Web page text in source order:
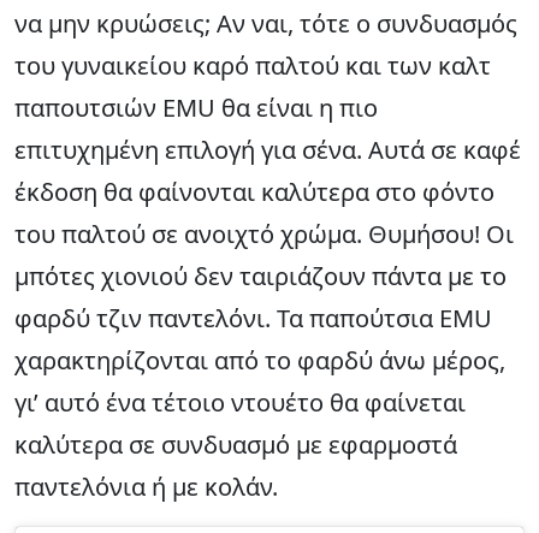
να μην κρυώσεις; Αν ναι, τότε ο συνδυασμός
του γυναικείου καρό παλτού και των καλτ
παπουτσιών EMU θα είναι η πιο
επιτυχημένη επιλογή για σένα. Αυτά σε καφέ
έκδοση θα φαίνονται καλύτερα στο φόντο
του παλτού σε ανοιχτό χρώμα. Θυμήσου! Οι
μπότες χιονιού δεν ταιριάζουν πάντα με το
φαρδύ τζιν παντελόνι. Τα παπούτσια EMU
χαρακτηρίζονται από το φαρδύ άνω μέρος,
γι’ αυτό ένα τέτοιο ντουέτο θα φαίνεται
καλύτερα σε συνδυασμό με εφαρμοστά
παντελόνια ή με κολάν.